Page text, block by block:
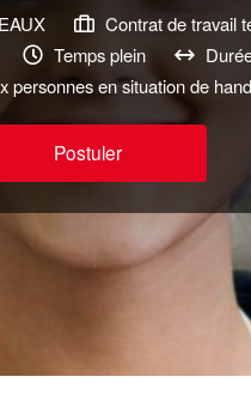
Contrat de travail
Temps plein
personnes en situation de
Postuler